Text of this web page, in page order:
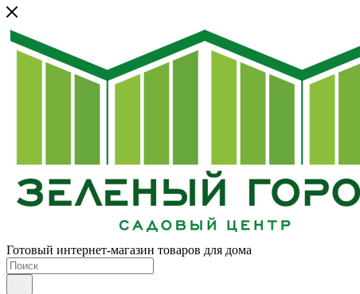
Готовый интернет-магазин товаров для дома